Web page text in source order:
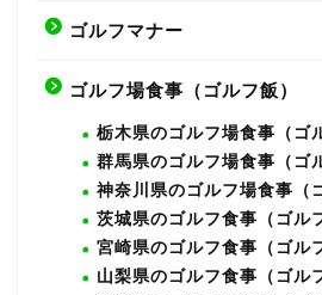
ゴルフマナー
ゴルフ場食事（ゴルフ飯）
栃木県のゴルフ場食事（ゴ
群馬県のゴルフ場食事（ゴ
神奈川県のゴルフ場食事（
茨城県のゴルフ食事（ゴル
宮崎県のゴルフ食事（ゴル
山梨県のゴルフ食事（ゴル